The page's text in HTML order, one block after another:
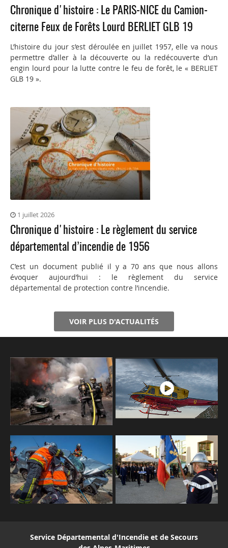
Chronique d'histoire : Le PARIS-NICE du Camion-
citerne Feux de Forêts Lourd BERLIET GLB 19
L’histoire du jour s’est déroulée en juillet 1957, elle va nous
permettre d’aller à la découverte ou la redécouverte d’un
engin lourd pour la lutte contre le feu de forêt, le « BERLIET
GLB 19 ».
1 juillet 2026
Chronique d'histoire : Le règlement du service
départemental d’incendie de 1956
C’est un document publié il y a 70 ans que nous allons
évoquer aujourd’hui : le règlement du service
départemental de protection contre l’incendie.
VOIR PLUS D'ACTUALITÉS
Service Départemental d'Incendie et de Secours